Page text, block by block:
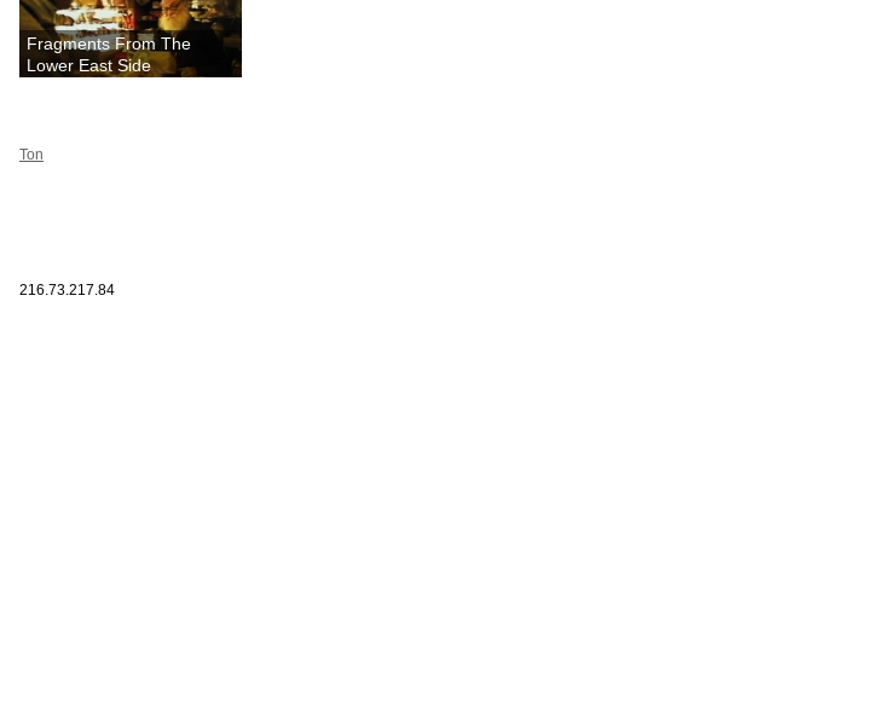
Fragments From The
Lower East Side
Ton
216.73.217.84